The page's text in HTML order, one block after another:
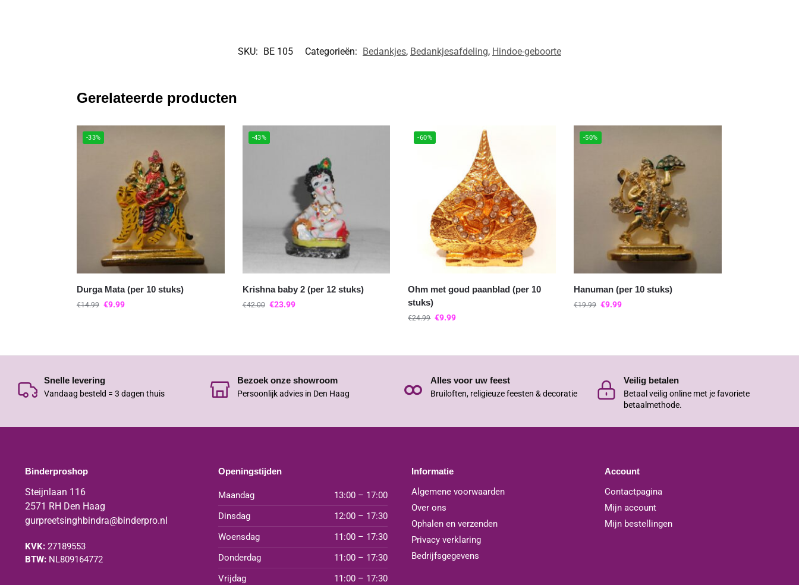
SKU: BE 105 Categorieën: Bedankjes, Bedankjesafdeling, Hindoe-geboorte
Gerelateerde producten
-33%
Durga Mata (per 10 stuks)
€14.99 €9.99
-43%
Krishna baby 2 (per 12 stuks)
€42.00 €23.99
-60%
Ohm met goud paanblad (per 10
stuks)
€24.99 €9.99
-50%
Hanuman (per 10 stuks)
€19.99 €9.99
Snelle levering
Vandaag besteld = 3 dagen thuis
Bezoek onze showroom
Persoonlijk advies in Den Haag
Alles voor uw feest
Bruiloften, religieuze feesten & decoratie
Veilig betalen
Betaal veilig online met je favoriete
betaalmethode.
Binderproshop
Steijnlaan 116
2571 RH Den Haag
gurpreetsinghbindra@binderpro.nl
KVK:27189553
BTW:NL809164772
Openingstijden
Maandag
13:00 – 17:00
Dinsdag
12:00 – 17:30
Woensdag
11:00 – 17:30
Donderdag
11:00 – 17:30
Vrijdag
11:00 – 17:30
Informatie
Algemene voorwaarden
Over ons
Ophalen en verzenden
Privacy verklaring
Bedrijfsgegevens
Account
Contactpagina
Mijn account
Mijn bestellingen